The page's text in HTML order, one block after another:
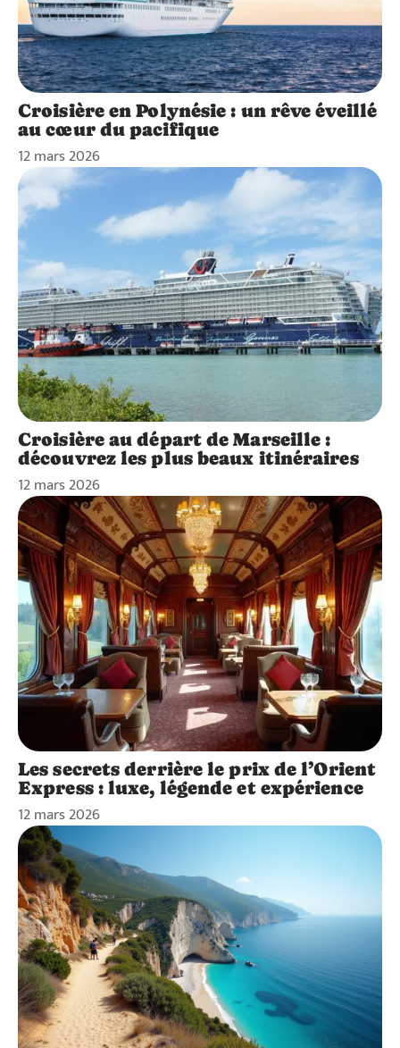
Croisière en Polynésie : un rêve éveillé
au cœur du pacifique
12 mars 2026
Croisière au départ de Marseille :
découvrez les plus beaux itinéraires
12 mars 2026
Les secrets derrière le prix de l’Orient
Express : luxe, légende et expérience
12 mars 2026